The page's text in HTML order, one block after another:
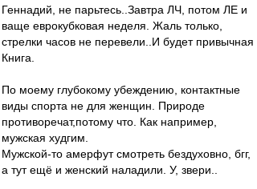
Геннадий, не парьтесь..Завтра ЛЧ, потом ЛЕ и
ваще еврокубковая неделя. Жаль только,
стрелки часов не перевели..И будет привычная
Книга.
По моему глубокому убеждению, контактные
виды спорта не для женщин. Природе
противоречат,потому что. Как например,
мужская худгим.
Мужской-то амерфут смотреть бездуховно, бгг,
а тут ещё и женский наладили. У, звери..